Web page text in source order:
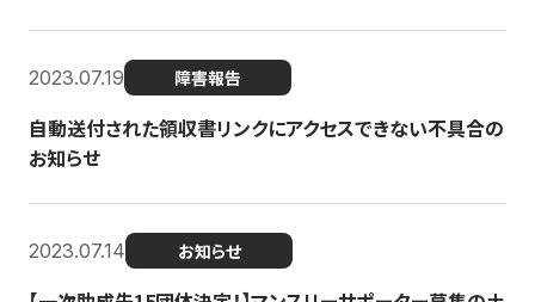
2023.07.19 障害報告
自動送付された領収書リンクにアクセスできない不具合の
お知らせ
2023.07.14 お知らせ